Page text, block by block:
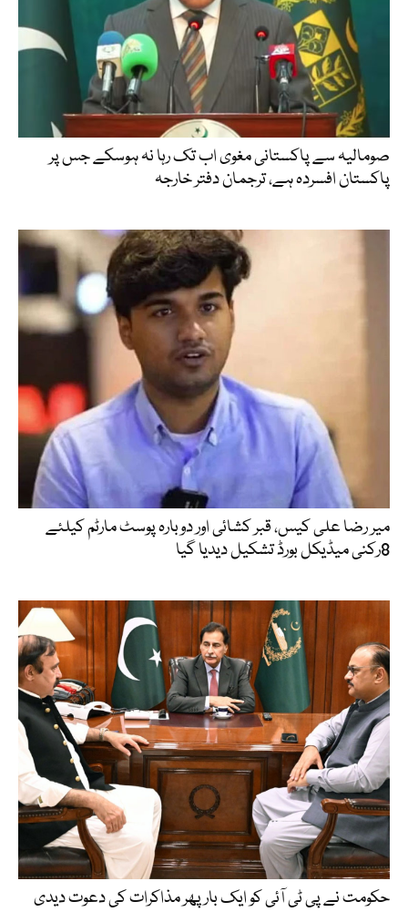
صومالیہ سے پاکستانی مغوی اب تک رہا نہ ہوسکے جس پر
پاکستان افسردہ ہے، ترجمان دفتر خارجہ
میر رضا علی کیس، قبر کشائی اور دوبارہ پوسٹ مارٹم کیلئے
8رکنی میڈیکل بورڈ تشکیل دیدیا گیا
حکومت نے پی ٹی آئی کو ایک بارپھر مذاکرات کی دعوت دیدی